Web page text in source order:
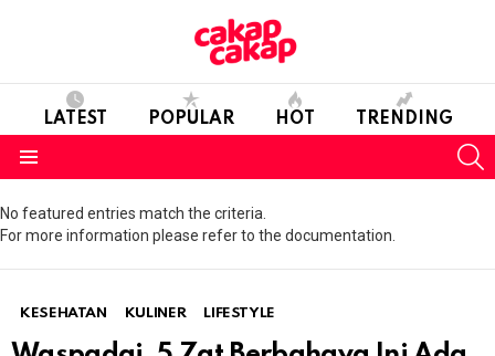
LATEST POPULAR HOT TRENDING
No featured entries match the criteria.
For more information please refer to the documentation.
KESEHATAN KULINER LIFESTYLE